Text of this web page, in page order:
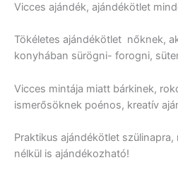
Vicces ajándék, ajándékötlet
Tökéletes ajándékötlet nőknek,
konyhában sürögni- forogni,
Vicces mintája miatt bárkinek,
ismerősöknek poénos, kreatív
Praktikus ajándékötlet szülinapra,
nélkül is ajándékozható!